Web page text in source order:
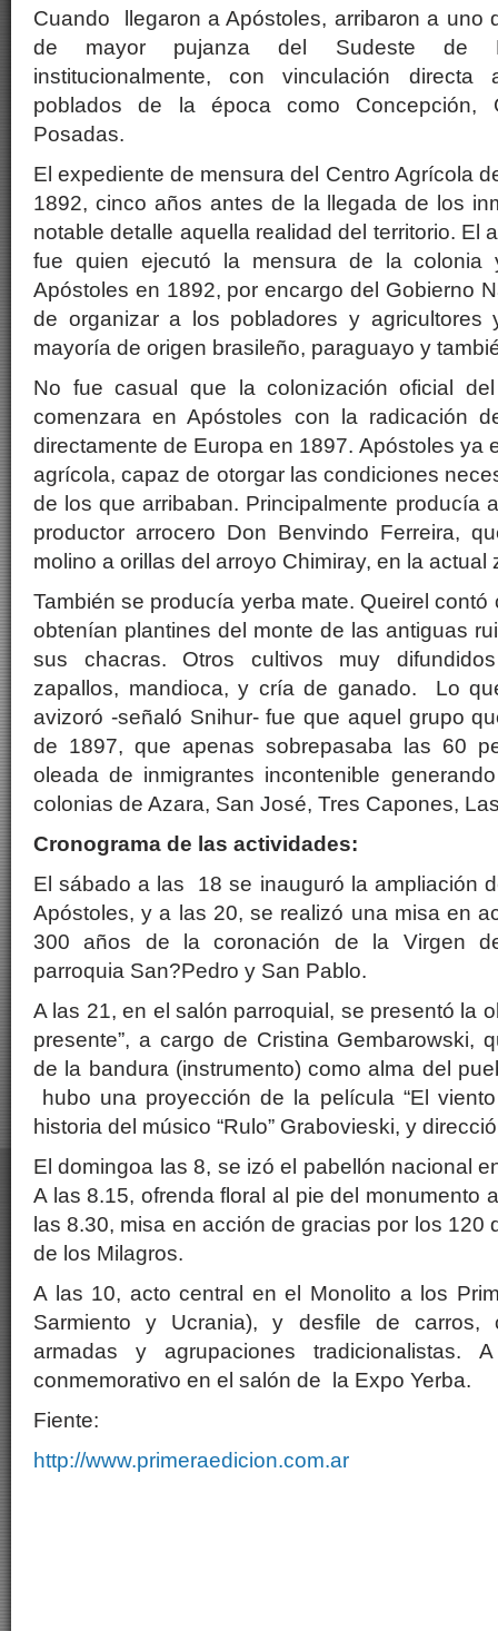
Cuando llegaron a Apóstoles, arribaron a uno
de mayor pujanza del Sudeste de
institucionalmente, con vinculación directa
poblados de la época como Concepción,
Posadas.
El expediente de mensura del Centro Agrícola
1892, cinco años antes de la llegada de los
notable detalle aquella realidad del territorio. El
fue quien ejecutó la mensura de la
Apóstoles en 1892, por encargo del Gobierno
de organizar a los pobladores y agricultores
mayoría de origen brasileño, paraguayo y
No fue casual que la colonización oficial
comenzara en Apóstoles con la radicación
directamente de Europa en 1897. Apóstoles ya
agrícola, capaz de otorgar las condiciones
de los que arribaban. Principalmente producía
productor arrocero Don Benvindo Ferreira,
molino a orillas del arroyo Chimiray, en la actual
También se producía yerba mate. Queirel
obtenían plantines del monte de las antiguas
sus chacras. Otros cultivos muy
zapallos, mandioca, y cría de ganado. Lo
avizoró -señaló Snihur- fue que aquel grupo
de 1897, que apenas sobrepasaba las 60
oleada de inmigrantes incontenible
colonias de Azara, San José, Tres Capones,
Cronograma de las actividades:
El sábado a las 18 se inauguró la ampliación
Apóstoles, y a las 20, se realizó una misa en
300 años de la coronación de la Virgen
parroquia San?Pedro y San Pablo.
A las 21, en el salón parroquial, se presentó la
presente”, a cargo de Cristina Gembarowski,
de la bandura (instrumento) como alma del
hubo una proyección de la película “El
historia del músico “Rulo” Grabovieski, y
El domingoa las 8, se izó el pabellón nacional
A las 8.15, ofrenda floral al pie del monumento
las 8.30, misa en acción de gracias por los 120
de los Milagros.
A las 10, acto central en el Monolito a los
Sarmiento y Ucrania), y desfile de carros,
armadas y agrupaciones tradicionalistas.
conmemorativo en el salón de la Expo Yerba.
Fiente:
http://www.primeraedicion.com.ar